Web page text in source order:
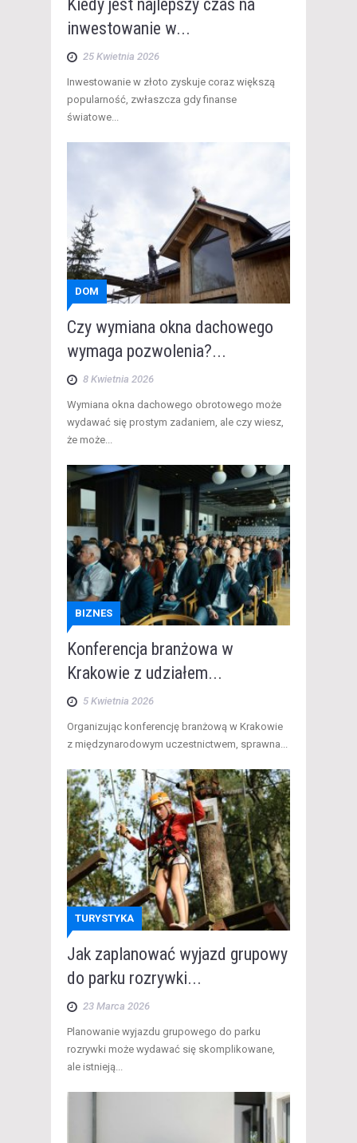
Kiedy jest najlepszy czas na
inwestowanie w...
25 Kwietnia 2026
​Inwestowanie w złoto zyskuje coraz większą
popularność, zwłaszcza gdy finanse
światowe...
DOM
Czy wymiana okna dachowego
wymaga pozwolenia?...
8 Kwietnia 2026
​Wymiana okna dachowego obrotowego może
wydawać się prostym zadaniem, ale czy wiesz,
że może...
BIZNES
Konferencja branżowa w
Krakowie z udziałem...
5 Kwietnia 2026
​Organizując konferencję branżową w Krakowie
z międzynarodowym uczestnictwem, sprawna...
TURYSTYKA
Jak zaplanować wyjazd grupowy
do parku rozrywki...
23 Marca 2026
​Planowanie wyjazdu grupowego do parku
rozrywki może wydawać się skomplikowane,
ale istnieją...